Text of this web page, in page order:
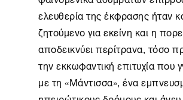
ελευθερία της έκφρασης ήταν
ζητούμενο για εκείνη και η
αποδεικνύει περίτρανα, τόσο
την εκκωφαντική επιτυχία που
με τη «Μάντισσα», ένα